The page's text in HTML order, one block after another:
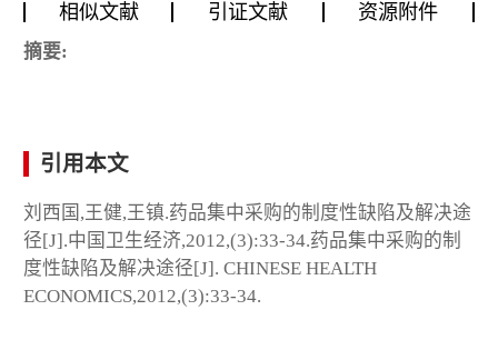
相似文献
引证文献 资源附件
摘要:
引用本文
刘西国,王健,王镇.药品集中采购的制度性缺陷及解决途
径[J].中国卫生经济,2012,(3):33-34.药品集中采购的制
度性缺陷及解决途径[J]. CHINESE HEALTH
ECONOMICS,2012,(3):33-34.